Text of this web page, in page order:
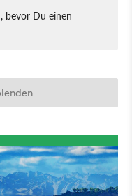
, bevor Du einen